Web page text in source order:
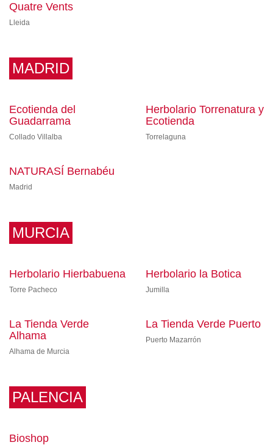
Quatre Vents
Lleida
MADRID
Ecotienda del
Guadarrama
Collado Villalba
Herbolario Torrenatura y
Ecotienda
Torrelaguna
NATURASÍ Bernabéu
Madrid
MURCIA
Herbolario Hierbabuena
Torre Pacheco
Herbolario la Botica
Jumilla
La Tienda Verde
Alhama
Alhama de Murcia
La Tienda Verde Puerto
Puerto Mazarrón
PALENCIA
Bioshop